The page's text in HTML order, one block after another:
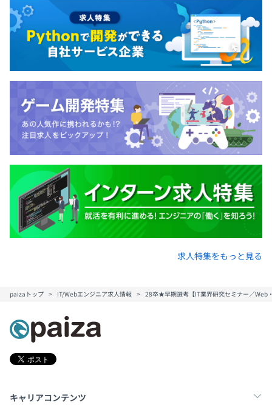
求人特集をもっと見る
paizaトップ IT/Webエンジニア求人情報 28卒★早期選考【IT業界研究セミナー／Web
キャリアコンテンツ